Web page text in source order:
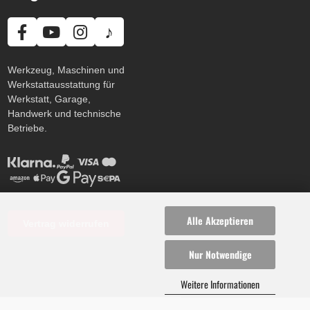
Alle Akzeptieren
Nur Notwendige
Weitere Informationen
♪
Werkzeug, Maschinen und
Werkstattausstattung für
Werkstatt, Garage,
Handwerk und technische
Betriebe.